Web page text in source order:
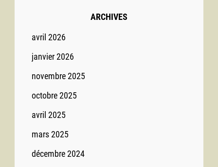
ARCHIVES
avril 2026
janvier 2026
novembre 2025
octobre 2025
avril 2025
mars 2025
décembre 2024